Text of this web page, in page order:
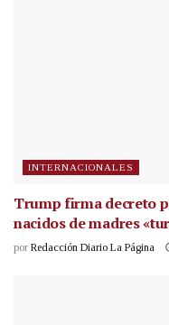
INTERNACIONALES
Trump firma decreto
nacidos de madres
por Redacción Diario La Página